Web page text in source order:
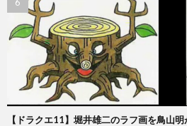
【ドラクエ11】堀井雄二のラフ画を鳥山